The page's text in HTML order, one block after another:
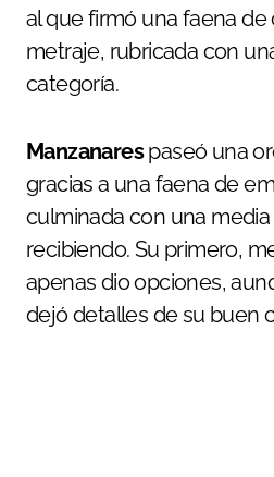
al que firmó una faena
metraje, rubricada con
categoría.
Manzanarespaseó una
gracias a una faena de
culminada con una
recibiendo. Su primero,
apenas dio opciones,
dejó detalles de su buen